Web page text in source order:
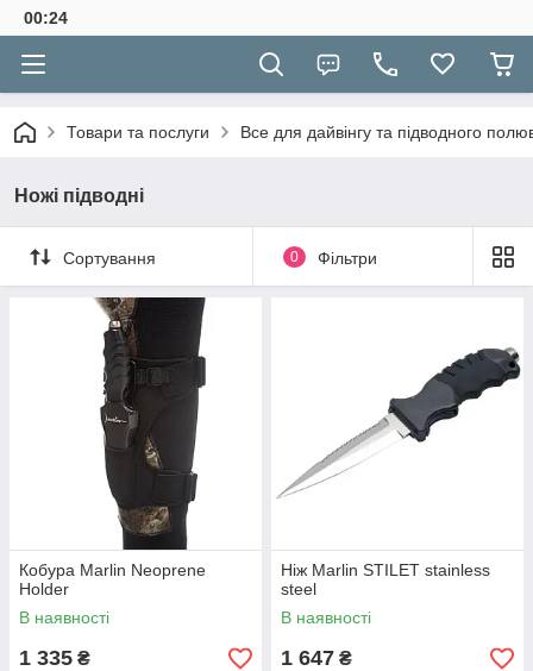
00:24
Товари та послуги Все для дайвінгу та підводного
Ножі підводні
Сортування 0 Фільтри
Кобура Marlin Neoprene
Holder
В наявності
1 335 ₴
Ніж Marlin STILET stainless
steel
В наявності
1 647 ₴